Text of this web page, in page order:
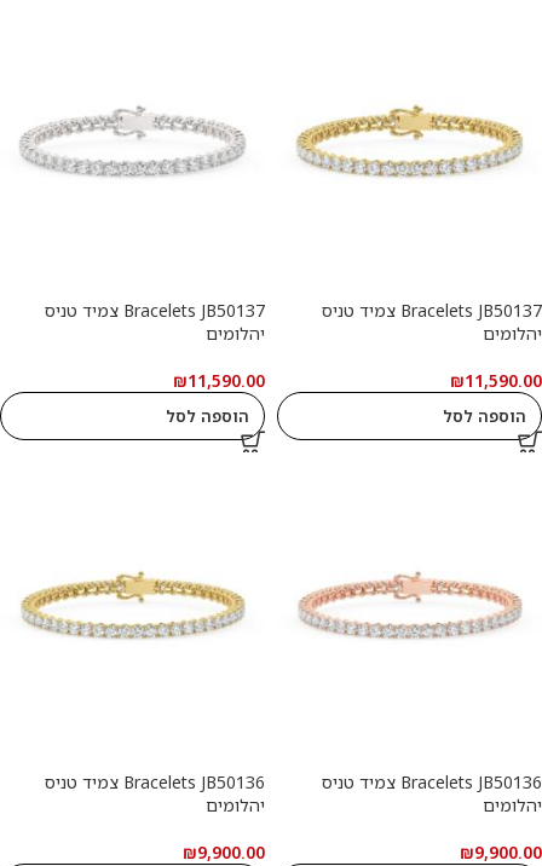
Bracelets JB50137 צמיד טניס
יהלומים
₪11,590.00
הוספה לסל
Bracelets JB50137 צמיד טניס
יהלומים
₪11,590.00
הוספה לסל
Bracelets JB50136 צמיד טניס
יהלומים
₪9,900.00
Bracelets JB50136 צמיד טניס
יהלומים
₪9,900.00